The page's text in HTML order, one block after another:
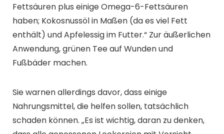
Fettsäuren plus einige Omega-6-Fettsäuren
haben; Kokosnussöl in Maßen (da es viel Fett
enthält) und Apfelessig im Futter.“ Zur äußerlichen
Anwendung, grünen Tee auf Wunden und
Fußbäder machen.
Sie warnen allerdings davor, dass einige
Nahrungsmittel, die helfen sollen, tatsächlich
schaden können. „Es ist wichtig, daran zu denken,